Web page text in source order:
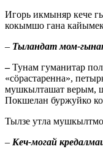
Игорь икмыняр кече
кокымшо гана
– Тыландат мом-
–Тунам гуманитар
«сӧрастаренна»,
мушкылташат верым,
Покшелан буржуйко
Тылзе утла
– Кеч-могай